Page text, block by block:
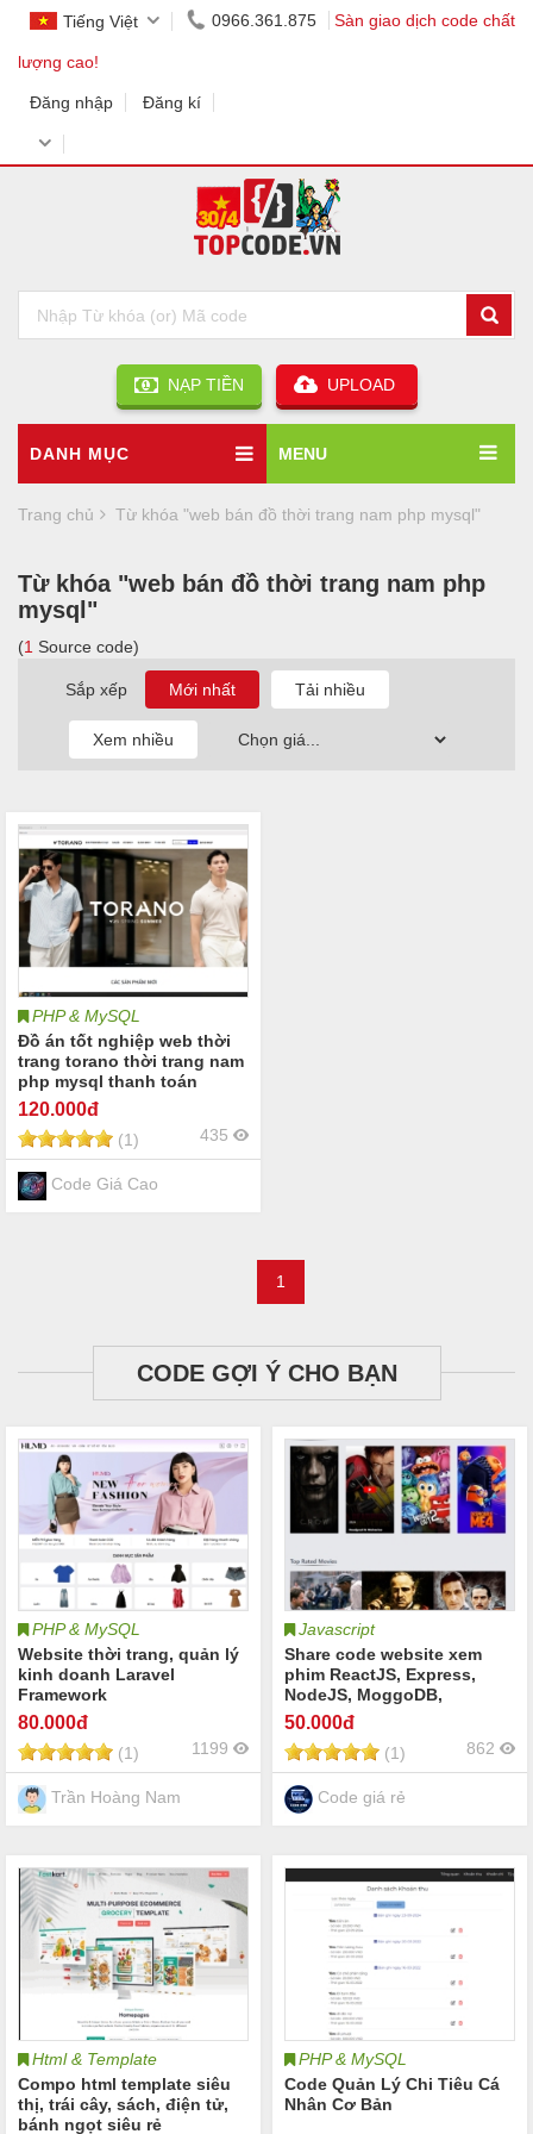
Tiếng Việt 0966.361.875 Sàn giao dịch code chất
lượng cao!
Đăng nhập Đăng kí
NẠP TIỀN UPLOAD
DANH MỤC MENU
Trang chủ Từ khóa "web bán đồ thời trang nam php mysql"
Từ khóa "web bán đồ thời trang nam php
mysql"
(1 Source code)
Sắp xếp
PHP & MySQL
Đồ án tốt nghiệp web thời
trang torano thời trang nam
php mysql thanh toán
vnpay
120.000đ
(1) 435
Code Giá Cao
1
CODE GỢI Ý CHO BẠN
PHP & MySQL
Website thời trang, quản lý
kinh doanh Laravel
Framework
80.000đ
(1) 1199
Trần Hoàng Nam
Javascript
Share code website xem
phim ReactJS, Express,
NodeJS, MoggoDB,
FireBase
50.000đ
(1) 862
Code giá rẻ
Html & Template
Compo html template siêu
thị, trái cây, sách, điện tử,
bánh ngọt siêu rẻ
PHP & MySQL
Code Quản Lý Chi Tiêu Cá
Nhân Cơ Bản